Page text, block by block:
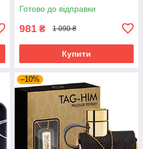
Готово до відправки
981 ₴ 1 090 ₴
Купити
–10%